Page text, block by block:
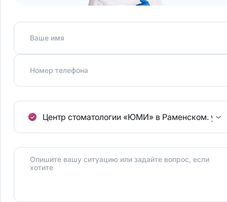
Ваше имя
Номер телефона
Центр стоматологии «ЮМИ» в Раменском. ул.
Опишите вашу ситуацию или задайте вопрос, если
хотите